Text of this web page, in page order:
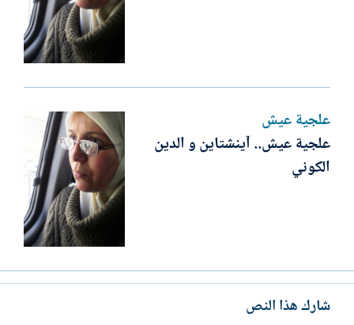
علجية عيش
علجية عيش.. آينشتاين و الدين
الكوني
شارك هذا النص